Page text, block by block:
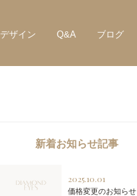
デザイン Q&A ブログ
新着お知らせ記事
2025.10.01
価格変更のお知らせ